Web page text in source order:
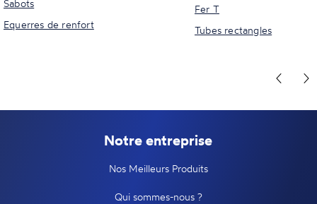
Sabots
Equerres de renfort
Fer T
Tubes rectangles
Notre entreprise
Nos Meilleurs Produits
Qui sommes-nous ?